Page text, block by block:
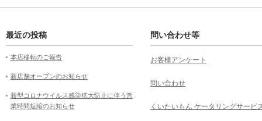
最近の投稿
本店移転のご報告
新店舗オープンのお知らせ
新型コロナウイルス感染拡大防止に伴う営
業時間短縮のお知らせ
問い合わせ等
お客様アンケート
問い合わせ
くいたいもん ケータリングサービ